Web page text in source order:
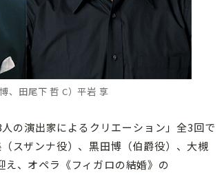
、田尾下 哲 C）平岩 享
の演出家によるクリエーション」全3回で
スザンナ役）、黒田博（伯爵役）、大槻
、オペラ《フィガロの結婚》の